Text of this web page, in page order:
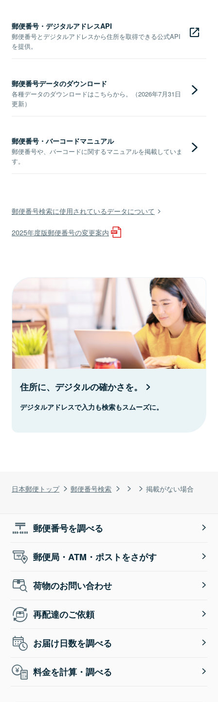
日本郵便トップ 郵便番号検索 掲載がない場合
郵便番号・デジタルアドレスAPI
郵便番号とデジタルアドレスから住所を取得できる公式API
を提供。
郵便番号データのダウンロード
各種データのダウンロードはこちらから。（2026年7月31日
更新）
郵便番号・バーコードマニュアル
郵便番号や、バーコードに関するマニュアルを掲載していま
す。
郵便番号検索に使用されているデータについて
2025年度版郵便番号の変更案内
住所に、デジタルの確かさを。
デジタルアドレスで入力も検索もスムーズに。
郵便番号を調べる
郵便局・ATM・ポストをさがす
荷物のお問い合わせ
再配達のご依頼
お届け日数を調べる
料金を計算・調べる